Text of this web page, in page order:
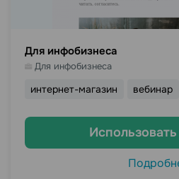
Для инфобизнеса
Для инфобизнеса
интернет-магазин вебинар